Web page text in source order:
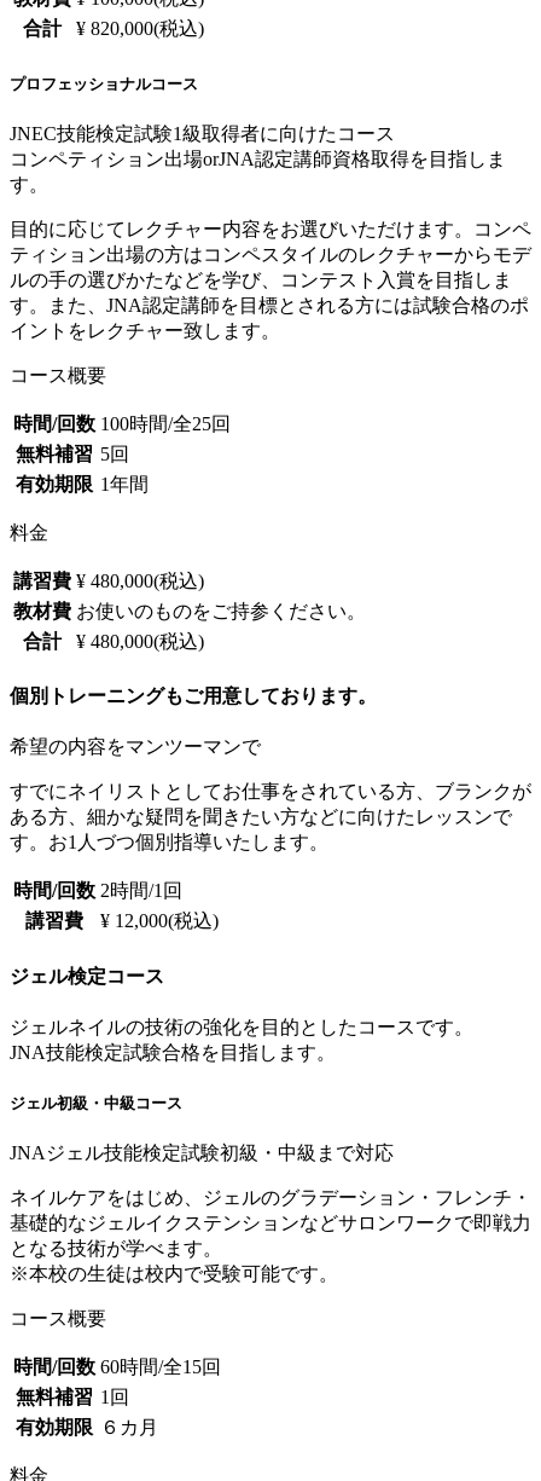
合計
¥ 820,000(税込)
プロフェッショナルコース
JNEC技能検定試験1級取得者に向けたコース
コンペティション出場orJNA認定講師資格取得を目指しま
す。
目的に応じてレクチャー内容をお選びいただけます。コンペ
ティション出場の方はコンペスタイルのレクチャーからモデ
ルの手の選びかたなどを学び、コンテスト入賞を目指しま
す。また、JNA認定講師を目標とされる方には試験合格のポ
イントをレクチャー致します。
コース概要
時間/回数 100時間/全25回
無料補習 5回
有効期限 1年間
料金
講習費 ¥ 480,000(税込)
教材費 お使いのものをご持参ください。
合計
¥ 480,000(税込)
個別トレーニングもご用意しております。
希望の内容をマンツーマンで
すでにネイリストとしてお仕事をされている方、ブランクが
ある方、細かな疑問を聞きたい方などに向けたレッスンで
す。お1人づつ個別指導いたします。
時間/回数 2時間/1回
講習費
¥ 12,000(税込)
ジェル検定コース
ジェルネイルの技術の強化を目的としたコースです。
JNA技能検定試験合格を目指します。
ジェル初級・中級コース
JNAジェル技能検定試験初級・中級まで対応
ネイルケアをはじめ、ジェルのグラデーション・フレンチ・
基礎的なジェルイクステンションなどサロンワークで即戦力
となる技術が学べます。
※本校の生徒は校内で受験可能です。
コース概要
時間/回数 60時間/全15回
無料補習 1回
有効期限
６カ月
料金